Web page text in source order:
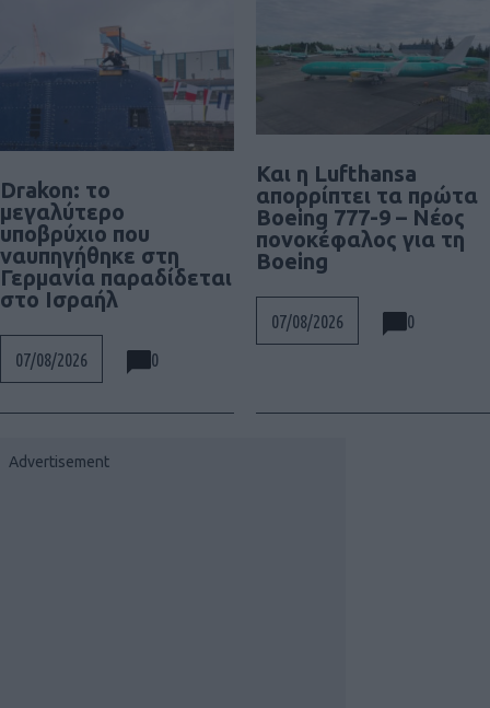
Drakon: το
μεγαλύτερο
υποβρύχιο που
ναυπηγήθηκε στη
Γερμανία παραδίδεται
στο Ισραήλ
07/08/2026 0
Και η Lufthansa
απορρίπτει τα πρώτα
Boeing 777-9 – Νέος
πονοκέφαλος για τη
Boeing
07/08/2026 0